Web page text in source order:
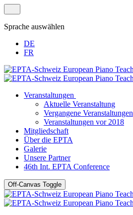
Sprache auswählen
DE
FR
Veranstaltungen
Aktuelle Veranstaltung
Vergangene Veranstaltungen
Veranstaltungen vor 2018
Mitgliedschaft
Über die EPTA
Galerie
Unsere Partner
46th Int. EPTA Conference
Off-Canvas Toggle